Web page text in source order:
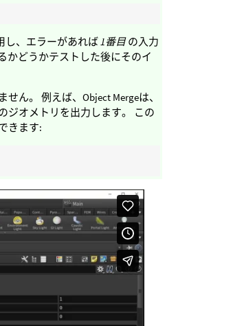
し、エラーがあれば1番目の入力
かどうかテストした後にそのイ
ん。 例えば、Object Mergeは、
ジオメトリを出力します。 この
きます: